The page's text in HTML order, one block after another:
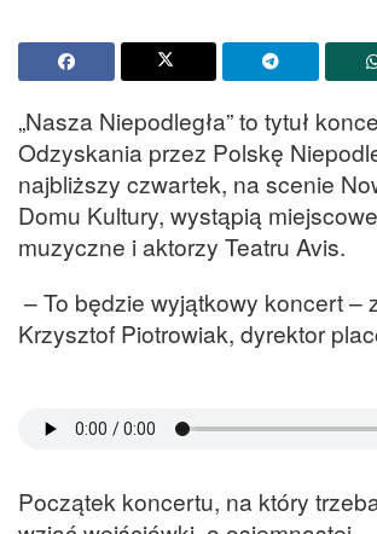
„Nasza Niepodległa” to tytuł
Odzyskania przez Polskę
najbliższy czwartek, na scenie
Domu Kultury, wystąpią
muzyczne i aktorzy Teatru Avis.
– To będzie wyjątkowy koncert –
Krzysztof Piotrowiak, dyrektor
Początek koncertu, na który